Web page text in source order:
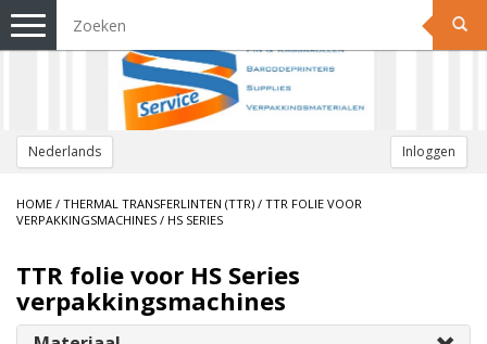
Nederlands Inloggen
Toggle
navigation
HOME / THERMAL TRANSFERLINTEN (TTR) / TTR FOLIE VOOR
VERPAKKINGSMACHINES / HS SERIES
TTR folie voor HS Series
verpakkingsmachines